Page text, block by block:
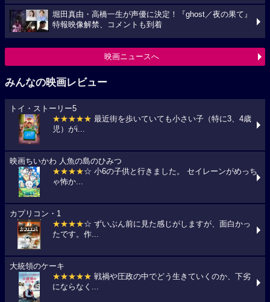
堀田真由・高橋一生が声優に決定！『ghost／夜の果て』
特報映像解禁、コメントも到着
映画ニュースへ
みんなの映画レビュー
トイ・ストーリー5
★★★★★ 最近街を歩いていても小さい子（特に3、4歳
児）がi...
映画ちいかわ 人魚の島のひみつ
★★★★☆ 小6の子供と行きました。 セイレーンがめっち
ゃ怖か...
カプリコン・1
★★★★☆ ずいぶん前に見た感じがしますが、面白かっ
たです。作...
大統領のケーキ
★★★★★ 戦禍や圧政の中でどう生きていくのか、下劣
にならなく...